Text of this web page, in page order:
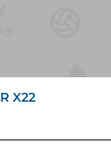
X22